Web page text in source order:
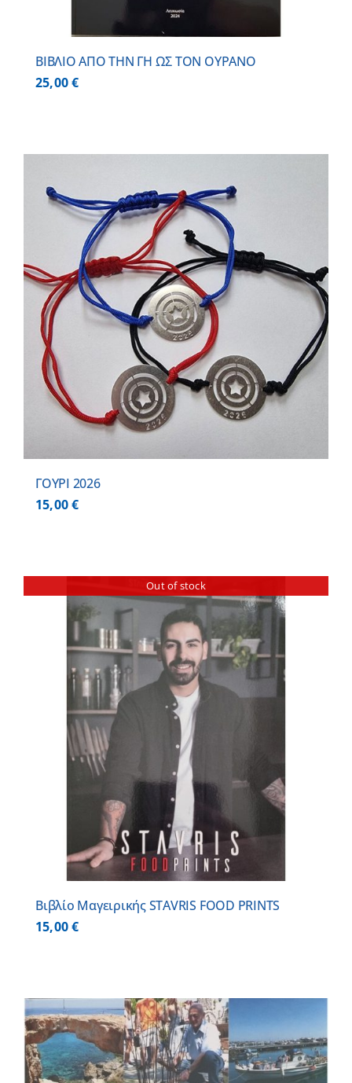
ΒΙΒΛΙΟ ΑΠΟ ΤΗΝ ΓΗ ΩΣ ΤΟΝ ΟΥΡΑΝΟ
25,00€
ΓΟΥΡΙ 2026
15,00€
Out of stock
Βιβλίο Μαγειρικής STAVRIS FOOD PRINTS
15,00€